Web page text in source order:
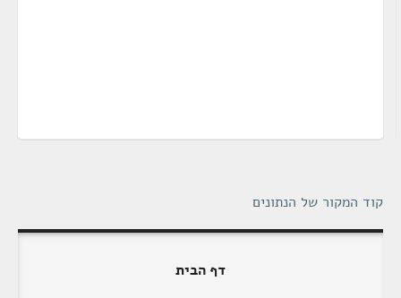
קוד המקור של הנתונים
דף הבית